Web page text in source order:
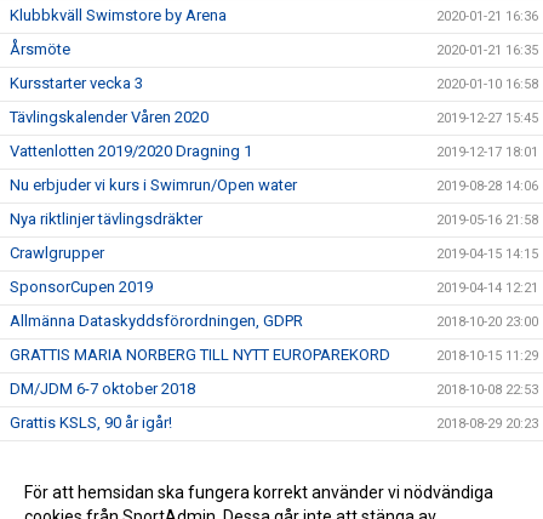
Klubbkväll Swimstore by Arena 2020-01-21 16:36
Årsmöte 2020-01-21 16:35
Kursstarter vecka 3 2020-01-10 16:58
Tävlingskalender Våren 2020 2019-12-27 15:45
Vattenlotten 2019/2020 Dragning 1 2019-12-17 18:01
Nu erbjuder vi kurs i Swimrun/Open water 2019-08-28 14:06
Nya riktlinjer tävlingsdräkter 2019-05-16 21:58
Crawlgrupper 2019-04-15 14:15
SponsorCupen 2019 2019-04-14 12:21
Allmänna Dataskyddsförordningen, GDPR 2018-10-20 23:00
GRATTIS MARIA NORBERG TILL NYTT EUROPAREKORD 2018-10-15 11:29
DM/JDM 6-7 oktober 2018 2018-10-08 22:53
Grattis KSLS, 90 år igår! 2018-08-29 20:23
Två nya val i menyn till vänster! 2016-09-06 14:13
För att hemsidan ska fungera korrekt använder vi nödvändiga